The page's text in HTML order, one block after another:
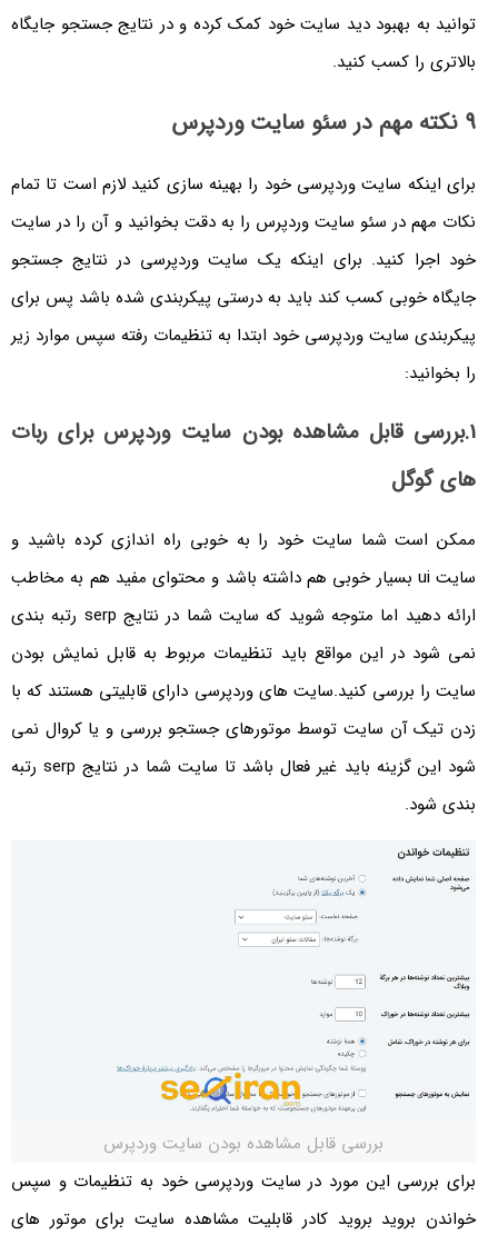
توانید به بهبود دید سایت خود کمک کرده و در نتایج جستجو جایگاه
بالاتری را کسب کنید.
9 نکته مهم در سئو سایت وردپرس
برای اینکه سایت وردپرسی خود را بهینه سازی کنید لازم است تا تمام
نکات مهم در سئو سایت وردپرس را به دقت بخوانید و آن را در سایت
خود اجرا کنید. برای اینکه یک سایت وردپرسی در نتایج جستجو
جایگاه خوبی کسب کند باید به درستی پیکربندی شده باشد پس برای
پیکربندی سایت وردپرسی خود ابتدا به تنظیمات رفته سپس موارد زیر
را بخوانید:
1.بررسی قابل مشاهده بودن سایت وردپرس برای ربات
های گوگل
ممکن است شما سایت خود را به خوبی راه اندازی کرده باشید و
سایت ui بسیار خوبی هم داشته باشد و محتوای مفید هم به مخاطب
ارائه دهید اما متوجه شوید که سایت شما در نتایج serp رتبه بندی
نمی شود در این مواقع باید تنظیمات مربوط به قابل نمایش بودن
سایت را بررسی کنید.سایت های وردپرسی دارای قابلیتی هستند که با
زدن تیک آن سایت توسط موتورهای جستجو بررسی و یا کروال نمی
شود این گزینه باید غیر فعال باشد تا سایت شما در نتایج serp رتبه
بندی شود.
بررسی قابل مشاهده بودن سایت وردپرس
برای بررسی این مورد در سایت وردپرسی خود به تنظیمات و سپس
خواندن بروید بروید کادر قابلیت مشاهده سایت برای موتور های